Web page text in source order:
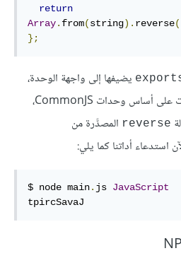
return
Array. from(string). reverse
};
يضيفها إلى واجهة الوحدة،
وبما أنّ Node.js تعامل الملفات على أساس وحدات CommonJS،
reverse المصدَّرة من
استدعاء أداتنا كما يلي:
$ node main. js JavaScript
tpircSavaJ